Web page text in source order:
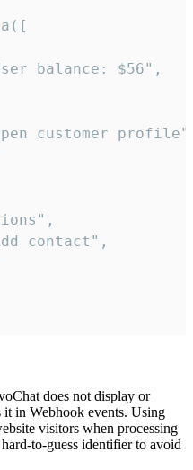
balance: $56",
customer
contact",
does not display or
in Webhook events. Using
visitors when processing
to-guess identifier to avoid